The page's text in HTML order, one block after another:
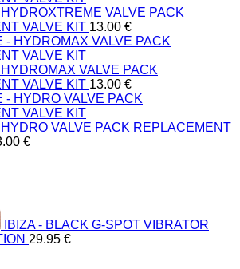
VALVE PACK
VALVE KIT 13.00 €
VALVE PACK
VALVE KIT 13.00 €
VALVE PACK REPLACEMENT
€
IBIZA - BLACK G-SPOT VIBRATOR
29.95 €